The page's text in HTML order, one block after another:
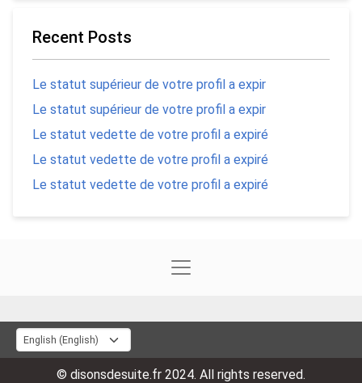
Recent Posts
Le statut supérieur de votre profil a expir
Le statut supérieur de votre profil a expir
Le statut vedette de votre profil a expiré
Le statut vedette de votre profil a expiré
Le statut vedette de votre profil a expiré
© disonsdesuite.fr 2024. All rights reserved.